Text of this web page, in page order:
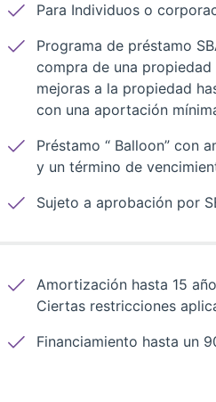
Para Individuos o
Programa de préstamo
compra de una
mejoras a la propiedad
con una aportación
Préstamo “ Balloon” con
y un término de
Sujeto a aprobación por
Amortización hasta 15
Ciertas restricciones
Financiamiento hasta un